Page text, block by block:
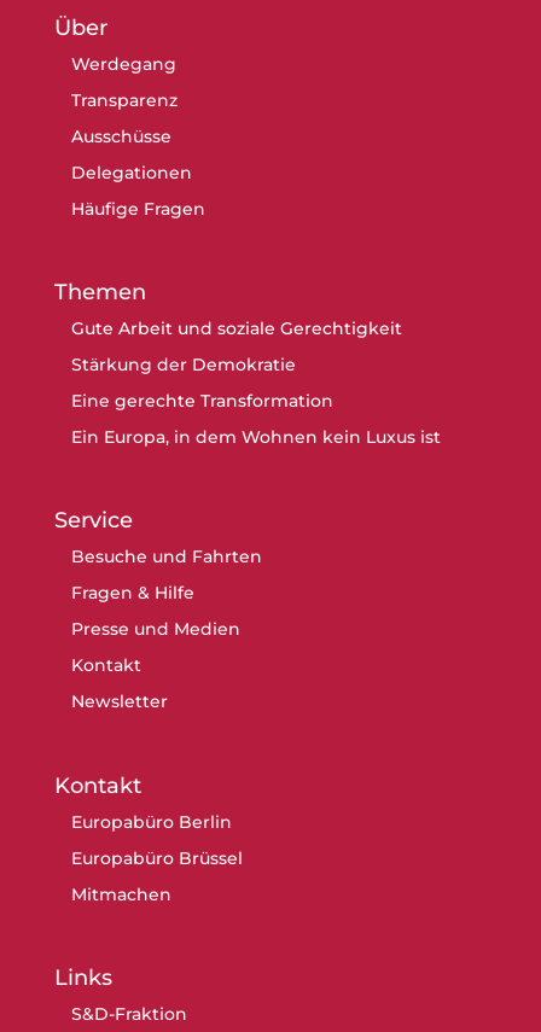
Über
Werdegang
Transparenz
Ausschüsse
Delegationen
Häufige Fragen
Themen
Gute Arbeit und soziale Gerechtigkeit
Stärkung der Demokratie
Eine gerechte Transformation
Ein Europa, in dem Wohnen kein Luxus ist
Service
Besuche und Fahrten
Fragen & Hilfe
Presse und Medien
Kontakt
Newsletter
Kontakt
Europabüro Berlin
Europabüro Brüssel
Mitmachen
Links
S&D-Fraktion